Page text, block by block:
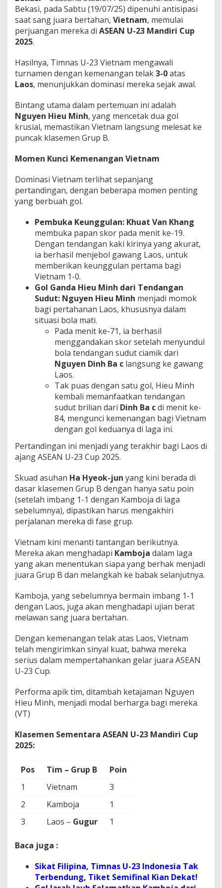
N
U
-
2
u
p
?
Bekasi, pada Sabtu (19/07/25) dipenuhi antisipasi
saat sang juara bertahan, Vietnam, memulai
perjuangan mereka di ASEAN U-23 Mandiri Cup
2025.
Hasilnya, Timnas U-23 Vietnam mengawali
turnamen dengan kemenangan telak3-0atas
Laos, menunjukkan dominasi mereka sejak awal.
Bintang utama dalam pertemuan ini adalah
Nguyen Hieu Minh, yang mencetak dua gol
krusial, memastikan Vietnam langsung melesat ke
puncak klasemen Grup B.
Momen Kunci Kemenangan Vietnam
Dominasi Vietnam terlihat sepanjang
pertandingan, dengan beberapa momen penting
yang berbuah gol.
Pembuka Keunggulan: Khuat Van Khang
membuka papan skor pada menit ke-19.
Dengan tendangan kaki kirinya yang akurat,
ia berhasil menjebol gawang Laos, untuk
memberikan keunggulan pertama bagi
Vietnam 1-0.
Gol Ganda Hieu Minh dari Tendangan
Sudut: Nguyen Hieu Minh menjadi momok
bagi pertahanan Laos, khususnya dalam
situasi bola mati.
Pada menit ke-71, ia berhasil
menggandakan skor setelah menyundul
bola tendangan sudut ciamik dari
Nguyen Dinh Ba c langsung ke gawang
Laos.
Tak puas dengan satu gol, Hieu Minh
kembali memanfaatkan tendangan
sudut brilian dari Dinh Ba cdi menit ke-
84, mengunci kemenangan bagi Vietnam
dengan gol keduanya di laga ini.
Pertandingan ini menjadi yang terakhir bagi Laos di
ajang ASEAN U-23 Cup 2025.
Skuad asuhan Ha Hyeok-jun yang kini berada di
dasar klasemen Grup B dengan hanya satu poin
(setelah imbang 1-1 dengan Kamboja di laga
sebelumnya), dipastikan harus mengakhiri
perjalanan mereka di fase grup.
Vietnam kini menanti tantangan berikutnya.
Mereka akan menghadapi Kamboja dalam laga
yang akan menentukan siapa yang berhak menjadi
juara Grup B dan melangkah ke babak selanjutnya.
Kamboja, yang sebelumnya bermain imbang 1-1
dengan Laos, juga akan menghadapi ujian berat
melawan sang juara bertahan.
Dengan kemenangan telak atas Laos, Vietnam
telah mengirimkan sinyal kuat, bahwa mereka
serius dalam mempertahankan gelar juara ASEAN
U-23 Cup.
Performa apik tim, ditambah ketajaman Nguyen
Hieu Minh, menjadi modal berharga bagi mereka.
(VT)
Klasemen Sementara ASEAN U-23 Mandiri Cup
2025:
Pos Tim – Grup B
Poin
1
Vietnam
3
2
Kamboja
1
3
Laos – Gugur 1
Baca juga :
Sikat Filipina, Timnas U-23 Indonesia Tak
Terbendung, Tiket Semifinal Kian Dekat!